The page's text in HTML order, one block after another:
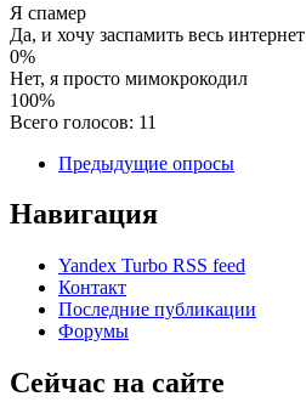
Я спамер
Да, и хочу заспамить весь интернет
0%
Нет, я просто мимокрокодил
100%
Всего голосов: 11
Предыдущие опросы
Навигация
Yandex Turbo RSS feed
Контакт
Последние публикации
Форумы
Сейчас на сайте